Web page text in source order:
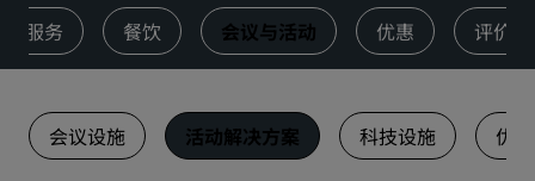
服务 餐饮 会议与活动 优惠 评价
会议设施 活动解决方案 科技设施 优惠